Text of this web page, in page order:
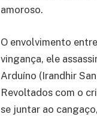
amoroso.
O envolvimento
vingança, ele
Arduíno (Irandhir
Revoltados com o
se juntar ao